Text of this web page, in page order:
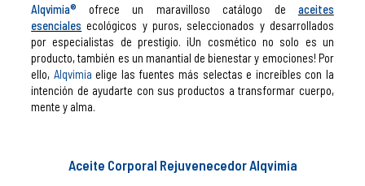
Alqvimia® ofrece un maravilloso catálogo de aceites
esenciales ecológicos y puros, seleccionados y desarrollados
por especialistas de prestigio. ¡Un cosmético no solo es un
producto, también es un manantial de bienestar y emociones! Por
ello, Alqvimia elige las fuentes más selectas e increíbles con la
intención de ayudarte con sus productos a transformar cuerpo,
mente y alma.
Aceite Corporal Rejuvenecedor Alqvimia